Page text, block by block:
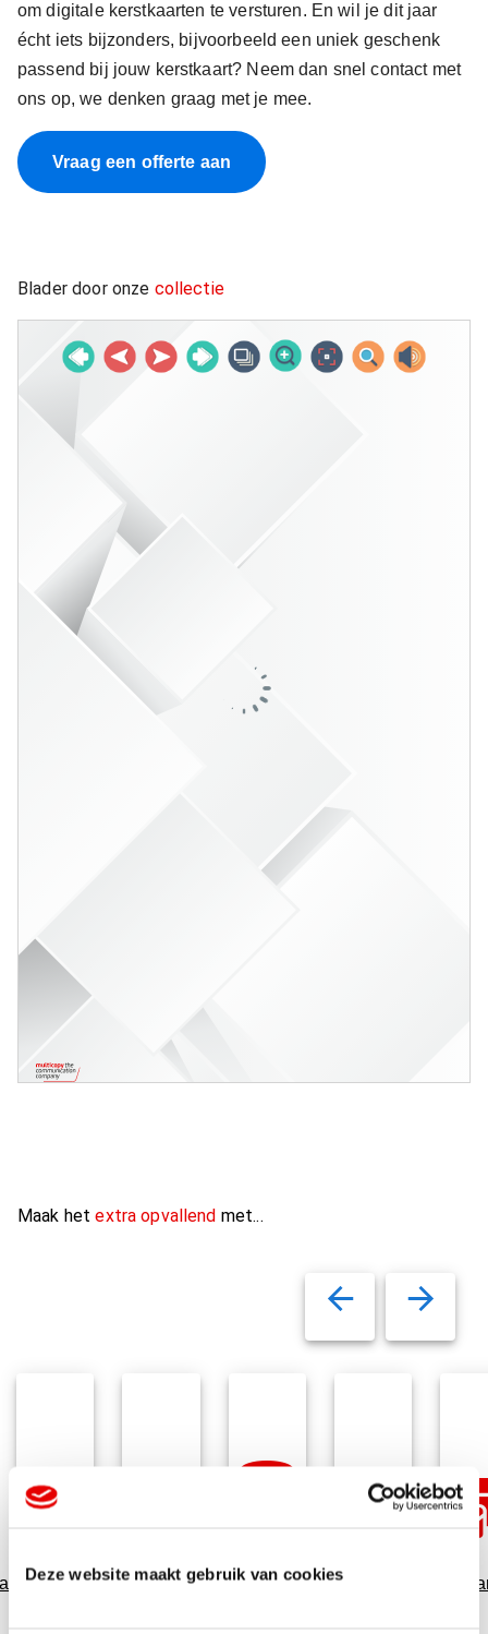
Deze website maakt gebruik van cookies
om digitale kerstkaarten te versturen. En wil je dit jaar
écht iets bijzonders, bijvoorbeeld een uniek geschenk
passend bij jouw kerstkaart? Neem dan snel contact met
ons op, we denken graag met je mee.
Vraag een offerte aan
Blader door onze collectie
Maak hetextra opvallend met...
Relatiegeschenken Data
Snoepgoed